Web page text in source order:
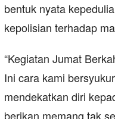
bentuk nyata
kepolisian terhadap
“Kegiatan Jumat
Ini cara kami
mendekatkan diri
berikan memang tak